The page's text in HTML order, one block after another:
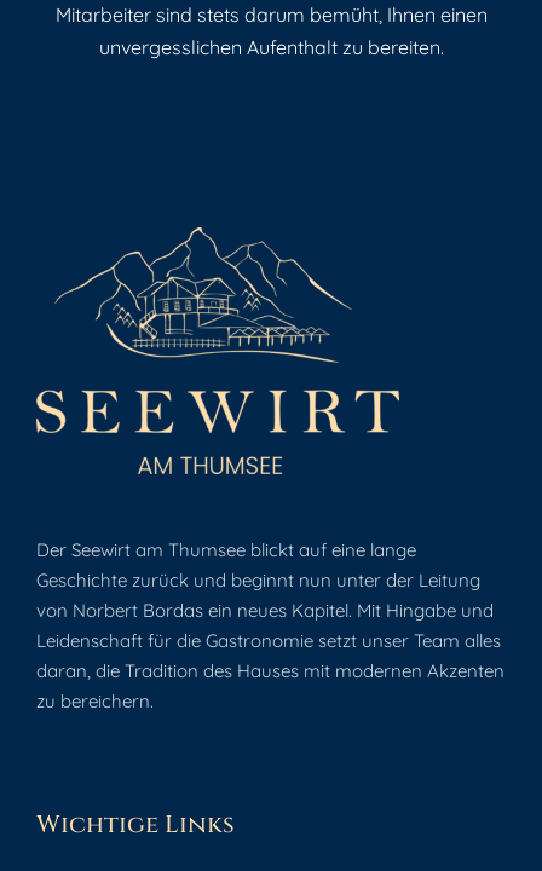
Mitarbeiter sind stets darum bemüht, Ihnen einen
unvergesslichen Aufenthalt zu bereiten.
Der Seewirt am Thumsee blickt auf eine lange
Geschichte zurück und beginnt nun unter der Leitung
von Norbert Bordas ein neues Kapitel. Mit Hingabe und
Leidenschaft für die Gastronomie setzt unser Team alles
daran, die Tradition des Hauses mit modernen Akzenten
zu bereichern.
Wichtige Links